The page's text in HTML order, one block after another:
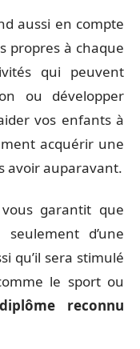
aussi en compte
propres à chaque
qui peuvent
ou développer
vos enfants à
acquérir une
avoir auparavant.
garantit que
d’une
qu’il sera stimulé
le sport ou
diplôme reconnu